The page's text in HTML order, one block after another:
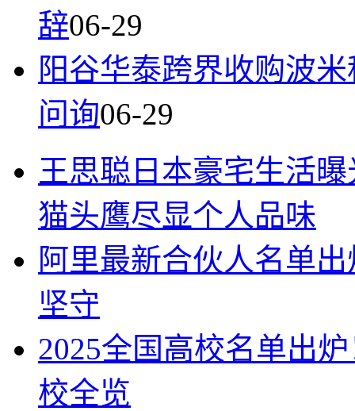
辞06-29
阳谷华泰跨界收购波
问询06-29
王思聪日本豪宅生活
猫头鹰尽显个人品味
阿里最新合伙人名单
坚守
2025全国高校名单出
校全览